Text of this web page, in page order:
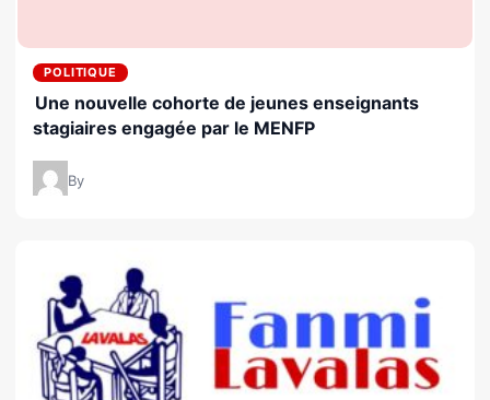
POLITIQUE
Une nouvelle cohorte de jeunes enseignants
stagiaires engagée par le MENFP
By